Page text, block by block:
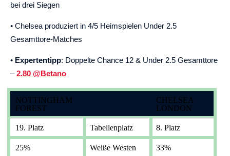
bei drei Siegen
• Chelsea produziert in 4/5 Heimspielen Under 2.5
Gesamttore-Matches
• Expertentipp: Doppelte Chance 12 & Under 2.5 Gesamttore
–2.80 @Betano
NOTTINGHAM
FOREST
CHELSEA
LONDON
19. Platz Tabellenplatz 8. Platz
25% Weiße Westen 33%